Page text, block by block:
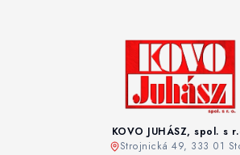
KOVO JUHÁSZ, spol. s
Strojnická 49, 333 01